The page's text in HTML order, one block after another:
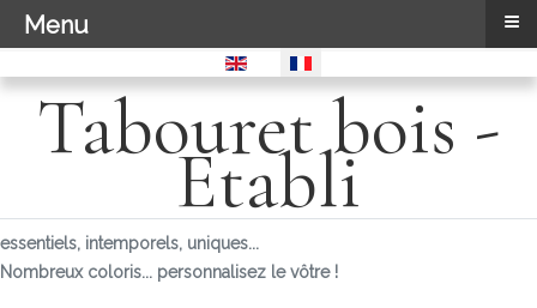
Tabouret bois -
Etabli
essentiels, intemporels, uniques...
Nombreux coloris... personnalisez le vôtre !
Menu ≡